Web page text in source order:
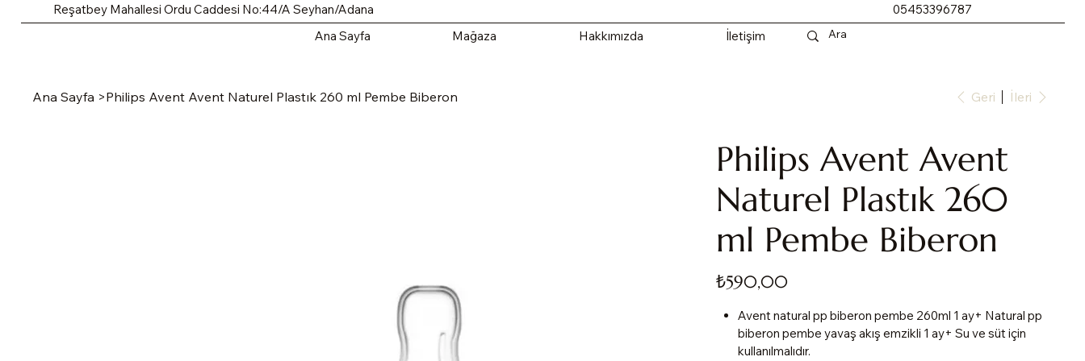
Reşatbey Mahallesi Ordu Caddesi No:44/A Seyhan/Adana
05453396787
Ana Sayfa
Mağaza Hakkımızda İletişim
Ana Sayfa >Philips Avent Avent Naturel Plastık 260 ml Pembe Biberon Geri İleri
Philips Avent Avent
Naturel Plastık 260
ml Pembe Biberon
Fiyat
₺590,00
Avent natural pp biberon pembe 260ml 1 ay+ Natural pp
biberon pembe yavaş akış emzikli 1 ay+ Su ve süt için
kullanılmalıdır.